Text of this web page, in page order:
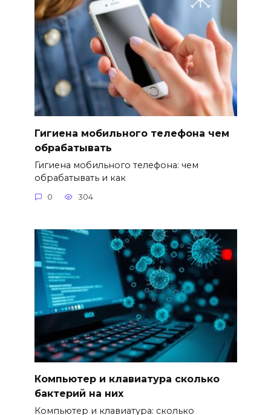
Гигиена мобильного телефона чем
обрабатывать
Гигиена мобильного телефона: чем
обрабатывать и как
0 304
Компьютер и клавиатура сколько
бактерий на них
Компьютер и клавиатура: сколько